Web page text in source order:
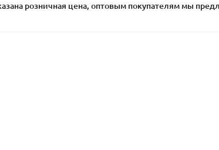
розничная цена, оптовым покупателям мы